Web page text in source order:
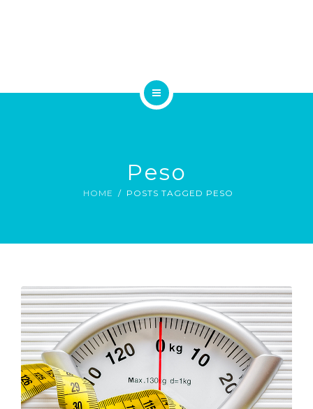
ESPECIALIDADES MÉDICAS
ESPECIALIDADES MÉDICAS
BLOG
CONTATO
Peso
HOME POSTS TAGGED PESO